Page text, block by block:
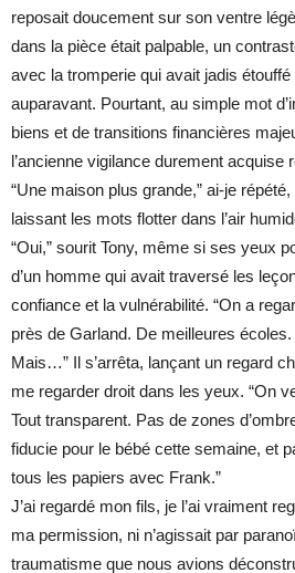
reposait doucement sur son ventre
dans la pièce était palpable, un
avec la tromperie qui avait jadis
auparavant. Pourtant, au simple mot
biens et de transitions financières
l’ancienne vigilance durement acquise
“Une maison plus grande,” ai-je
laissant les mots flotter dans l’air
“Oui,” sourit Tony, même si ses yeux
d’un homme qui avait traversé les
confiance et la vulnérabilité. “On a
près de Garland. De meilleures écoles.
Mais…” Il s’arrêta, lançant un regard
me regarder droit dans les yeux. “On
Tout transparent. Pas de zones
fiducie pour le bébé cette semaine, et
tous les papiers avec Frank.”
J’ai regardé mon fils, je l’ai vraiment
ma permission, ni n’agissait par
traumatisme que nous avions